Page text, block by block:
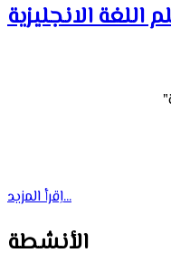
اللغة الانجليزية
اِقرأ المزيد...
الأنشطة